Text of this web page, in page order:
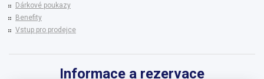
Dárkové poukazy
Benefity
Vstup pro prodejce
Informace a rezervace